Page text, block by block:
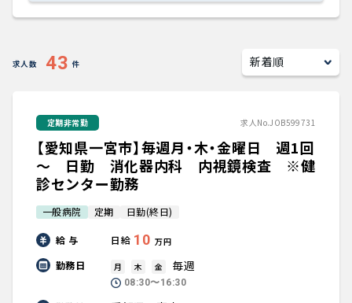
知りたい・聞きたい
転職成功事例
医師の転職マニュアル
データで見る医師の平均年収
医師に役立つ取材記事
求人数 43 件
定期非常勤 求人No.JOB599731
【愛知県一宮市】毎週月・木・金曜日 週1回
～ 日勤 消化器内科 内視鏡検査 ※健
診センター勤務
一般病院 定期 日勤(終日)
給 与 日給 10 万円
勤務日 月 木 金 毎週
08:30〜16:30